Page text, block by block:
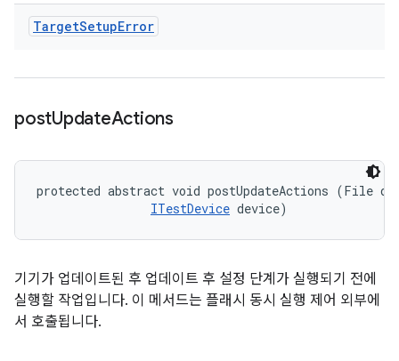
TargetSetupError
postUpdateActions
protected abstract void postUpdateActions (File
ITestDevice device)
기기가 업데이트된 후 업데이트 후 설정 단계가 실행되기 전에
실행할 작업입니다. 이 메서드는 플래시 동시 실행 제어 외부에
서 호출됩니다.